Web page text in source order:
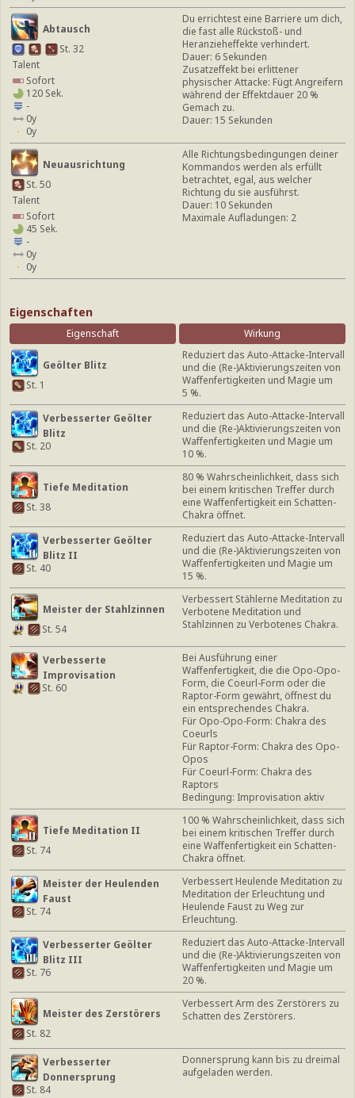
Abtausch
St. 32
Talent
Sofort
120 Sek.
-
0y
0y
Du errichtest eine Barriere um dich,
die fast alle Rückstoß- und
Heranzieheffekte verhindert.
Dauer: 6 Sekunden
Zusatzeffekt bei erlittener
physischer Attacke: Fügt Angreifern
während der Effektdauer 20 %
Gemach zu.
Dauer: 15 Sekunden
Neuausrichtung
St. 50
Talent
Sofort
45 Sek.
-
0y
0y
Alle Richtungsbedingungen deiner
Kommandos werden als erfüllt
betrachtet, egal, aus welcher
Richtung du sie ausführst.
Dauer: 10 Sekunden
Maximale Aufladungen: 2
Eigenschaften
Eigenschaft Wirkung
Geölter Blitz
St. 1
Reduziert das Auto-Attacke-Intervall
und die (Re-)Aktivierungszeiten von
Waffenfertigkeiten und Magie um
5 %.
Verbesserter Geölter
Blitz
St. 20
Reduziert das Auto-Attacke-Intervall
und die (Re-)Aktivierungszeiten von
Waffenfertigkeiten und Magie um
10 %.
Tiefe Meditation
St. 38
80 % Wahrscheinlichkeit, dass sich
bei einem kritischen Treffer durch
eine Waffenfertigkeit ein Schatten-
Chakra öffnet.
Verbesserter Geölter
Blitz II
St. 40
Reduziert das Auto-Attacke-Intervall
und die (Re-)Aktivierungszeiten von
Waffenfertigkeiten und Magie um
15 %.
Meister der Stahlzinnen
St. 54
Verbessert Stählerne Meditation zu
Verbotene Meditation und
Stahlzinnen zu Verbotenes Chakra.
Verbesserte
Improvisation
St. 60
Bei Ausführung einer
Waffenfertigkeit, die die Opo-Opo-
Form, die Coeurl-Form oder die
Raptor-Form gewährt, öffnest du
ein entsprechendes Chakra.
Für Opo-Opo-Form: Chakra des
Coeurls
Für Raptor-Form: Chakra des Opo-
Opos
Für Coeurl-Form: Chakra des
Raptors
Bedingung: Improvisation aktiv
Tiefe Meditation II
St. 74
100 % Wahrscheinlichkeit, dass sich
bei einem kritischen Treffer durch
eine Waffenfertigkeit ein Schatten-
Chakra öffnet.
Meister der Heulenden
Faust
St. 74
Verbessert Heulende Meditation zu
Meditation der Erleuchtung und
Heulende Faust zu Weg zur
Erleuchtung.
Verbesserter Geölter
Blitz III
St. 76
Reduziert das Auto-Attacke-Intervall
und die (Re-)Aktivierungszeiten von
Waffenfertigkeiten und Magie um
20 %.
Meister des Zerstörers
St. 82
Verbessert Arm des Zerstörers zu
Schatten des Zerstörers.
Verbesserter
Donnersprung
St. 84
Donnersprung kann bis zu dreimal
aufgeladen werden.